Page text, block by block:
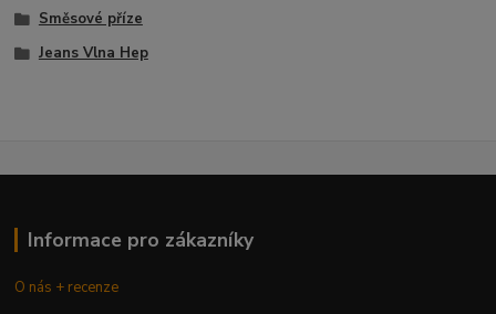
Směsové příze
Jeans Vlna Hep
Informace pro zákazníky
O nás + recenze